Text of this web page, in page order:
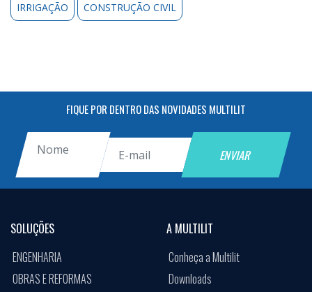
IRRIGAÇÃO CONSTRUÇÃO CIVIL
FIQUE POR DENTRO DAS NOVIDADES MULTILIT
SOLUÇÕES
ENGENHARIA
OBRAS E REFORMAS
A MULTILIT
Conheça a Multilit
Downloads